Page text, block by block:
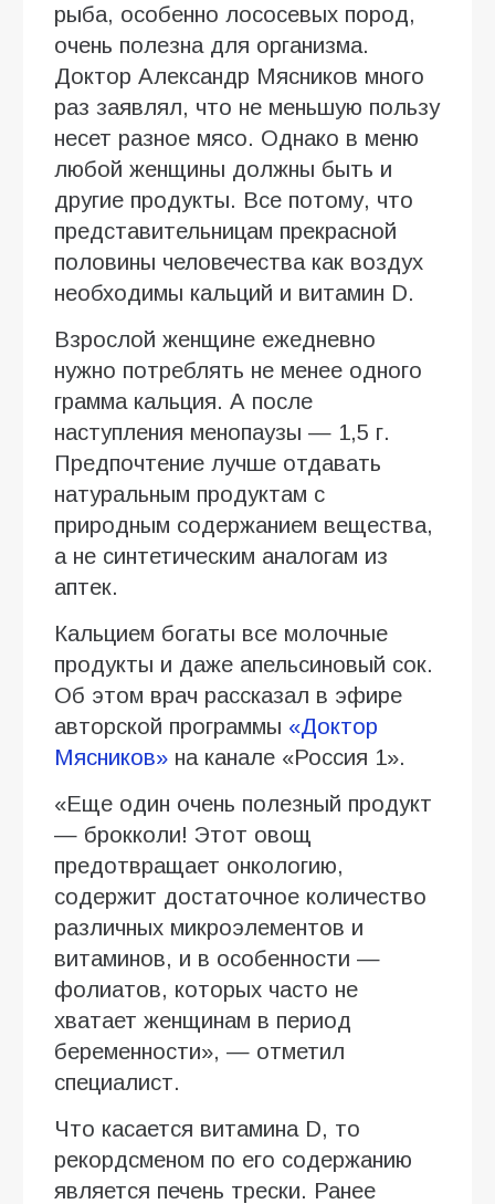
рыба, особенно лососевых пород,
очень полезна для организма.
Доктор Александр Мясников много
раз заявлял, что не меньшую пользу
несет разное мясо. Однако в меню
любой женщины должны быть и
другие продукты. Все потому, что
представительницам прекрасной
половины человечества как воздух
необходимы кальций и витамин D.
Взрослой женщине ежедневно
нужно потреблять не менее одного
грамма кальция. А после
наступления менопаузы — 1,5 г.
Предпочтение лучше отдавать
натуральным продуктам с
природным содержанием вещества,
а не синтетическим аналогам из
аптек.
Кальцием богаты все молочные
продукты и даже апельсиновый сок.
Об этом врач рассказал в эфире
авторской программы «Доктор
Мясников» на канале «Россия 1».
«Еще один очень полезный продукт
— брокколи! Этот овощ
предотвращает онкологию,
содержит достаточное количество
различных микроэлементов и
витаминов, и в особенности —
фолиатов, которых часто не
хватает женщинам в период
беременности», — отметил
специалист.
Что касается витамина D, то
рекордсменом по его содержанию
является печень трески. Ранее